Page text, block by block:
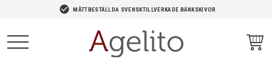
check_circle MÅTTBESTÄLLDA SVENSKTILLVERKADE BÄNKSKIVOR